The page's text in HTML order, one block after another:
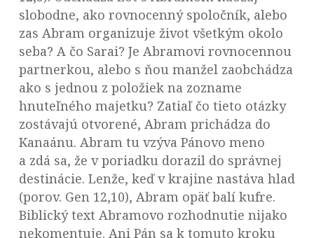
slobodne, ako rovnocenný spoločník, alebo
zas Abram organizuje život všetkým okolo
seba? A čo Sarai? Je Abramovi rovnocennou
partnerkou, alebo s ňou manžel zaobchádza
ako s jednou z položiek na zozname
hnuteľného majetku? Zatiaľ čo tieto otázky
zostávajú otvorené, Abram prichádza do
Kanaánu. Abram tu vzýva Pánovo meno
a zdá sa, že v poriadku dorazil do správnej
destinácie. Lenže, keď v krajine nastáva hlad
(porov. Gen 12,10), Abram opäť balí kufre.
Biblický text Abramovo rozhodnutie nijako
nekomentuje. Ani Pán sa k tomuto kroku